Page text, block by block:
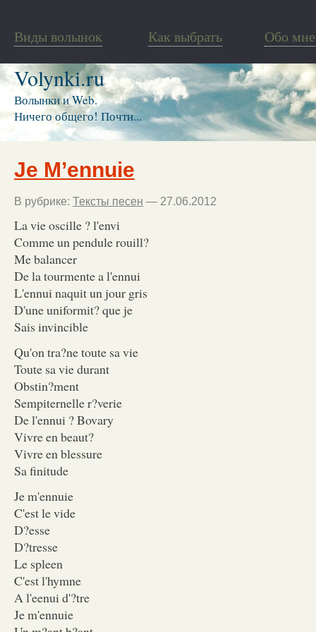
Виды волынок Как выбрать Обо мне
Volynki.ru
Волынки и Web.
Ничего общего! Почти...
Je M’ennuie
В рубрике: Тексты песен — 27.06.2012
La vie oscille ? l'envi
Comme un pendule rouill?
Me balancer
De la tourmente a l'ennui
L'ennui naquit un jour gris
D'une uniformit? que je
Sais invincible
Qu'on tra?ne toute sa vie
Toute sa vie durant
Obstin?ment
Sempiternelle r?verie
De l'ennui ? Bovary
Vivre en beaut?
Vivre en blessure
Sa finitude
Je m'ennuie
C'est le vide
D?esse
D?tresse
Le spleen
C'est l'hymne
A l'eenui d'?tre
Je m'ennuie